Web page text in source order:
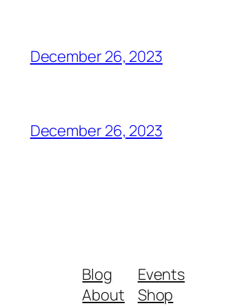
December 26, 2023
December 26, 2023
Blog
About
Events
Shop